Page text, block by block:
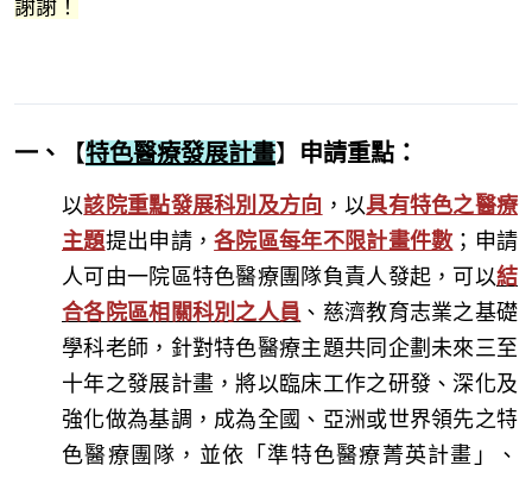
謝謝！
一、 【特色醫療發展計畫】 申請重點 ：
以該院重點發展科別及方向 ，以具有特色之醫療
主題提出申請，各院區每年不限計畫件數 ；申請
人可由一院區特色醫療團隊負責人發起，可以結
合各院區相關科別之人員 、慈濟教育志業之基礎
學科老師，針對特色醫療主題共同企劃未來三至
十年之發展計畫，將以臨床工作之研發、深化及
強化做為基調，成為全國、亞洲或世界領先之特
色醫療團隊，並依「準特色醫療菁英計畫」、